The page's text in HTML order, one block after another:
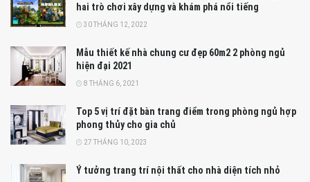
hai trò chơi xây dựng và khám phá nổi tiếng
30 THÁNG 12, 2022
Mẫu thiết kế nhà chung cư đẹp 60m2 2 phòng ngủ
hiện đại 2021
8 THÁNG 6, 2021
Top 5 vị trí đặt bàn trang điểm trong phòng ngủ hợp
phong thủy cho gia chủ
27 THÁNG 10, 2023
Ý tưởng trang trí nội thất cho nhà diện tích nhỏ